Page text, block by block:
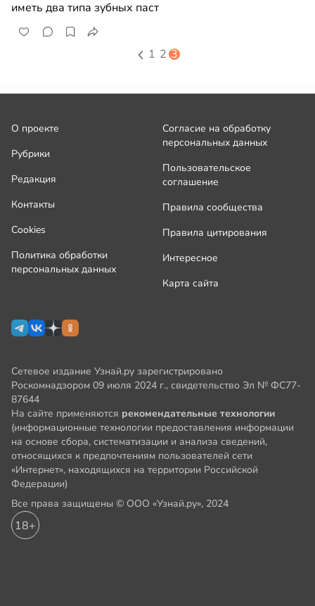
иметь два типа зубных паст
1 2 3
О проекте
Рубрики
Редакция
Контакты
Cookies
Политика обработки
персональных данных
Согласие на обработку
персональных данных
Пользовательское
соглашение
Правила сообщества
Правила цитирования
Интересное
Карта сайта
Сетевое издание Узнай.ру зарегистрировано
Роскомнадзором 09 июля 2024 г., свидетельство Эл № ФС77-
87644
На сайте применяются рекомендательные технологии
(информационные технологии предоставления информации
на основе сбора, систематизации и анализа сведений,
относящихся к предпочтениям пользователей сети
«Интернет», находящихся на территории Российской
Федерации)
Все права защищены © ООО «Узнай.ру», 2024
18+